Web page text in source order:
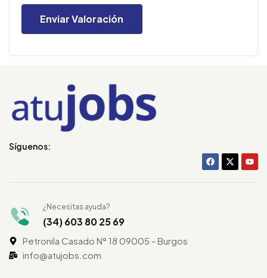
Síguenos:
¿Necesitas ayuda?
(34) 603 80 25 69
Petronila Casado N° 18 09005 - Burgos
info@atujobs.com